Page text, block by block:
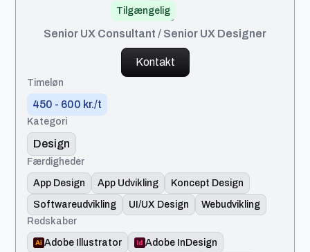
Tilgængelig
Mette
Senior UX Consultant / Senior UX Designer
Kontakt
Timeløn
450 - 600 kr./t
Kategori
Design
Færdigheder
App Design
App Udvikling
Koncept Design
Softwareudvikling
UI/UX Design
Webudvikling
Redskaber
Adobe Illustrator
Adobe InDesign